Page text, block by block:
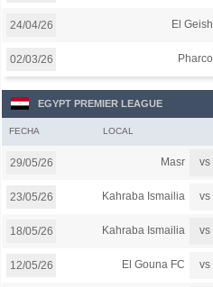
24/04/26 El Geish
02/03/26 Pharco
EGYPT PREMIER LEAGUE
FECHA LOCAL
29/05/26 Masr vs
23/05/26 Kahraba Ismailia vs
18/05/26 Kahraba Ismailia vs
12/05/26 El Gouna FC vs